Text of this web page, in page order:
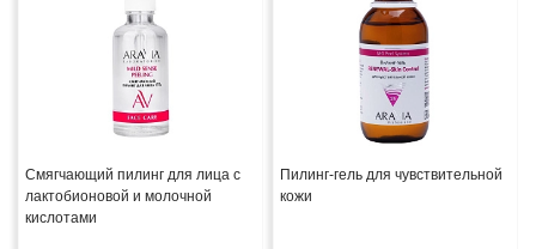
Смягчающий пилинг для лица с
лактобионовой и молочной
кислотами
Пилинг-гель для чувствительной
кожи